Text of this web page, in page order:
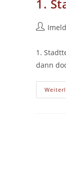
1.
Beitrags-
1.
dann